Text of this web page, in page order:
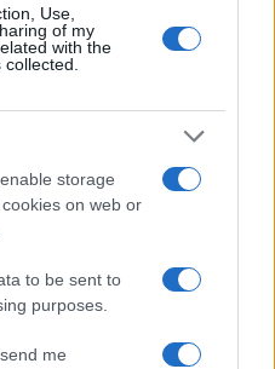
Use,
of my
with the
storage
on web or
to be sent to
purposes.
me
il funerale del
che anche Roma ha